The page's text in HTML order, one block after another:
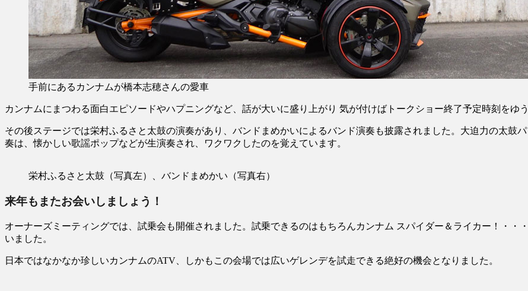
手前にあるカンナムが橋本志穂さんの愛車
カンナムにまつわる面白エピソードやハプニングなど、話が大いに盛り上がり 気が付けばトークショー終了予定時刻をゆ
その後ステージでは栄村ふるさと太鼓の演奏があり、バンドまめかいによるバンド演奏も披露されました。大迫力の太鼓
奏は、懐かしい歌謡ポップなどが生演奏され、ワクワクしたのを覚えています。
栄村ふるさと太鼓（写真左）、バンドまめかい（写真右）
来年もまたお会いしましょう！
オーナーズミーティングでは、試乗会も開催されました。試乗できるのはもちろんカンナム スパイダー＆ライカー！・・
いました。
日本ではなかなか珍しいカンナムのATV、しかもこの会場では広いゲレンデを試走できる絶好の機会となりました。